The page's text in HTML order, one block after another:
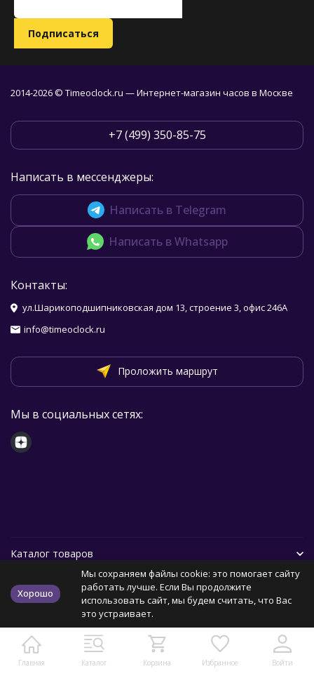
Главная Каталог Корзина Избранное Войти
2014-2026 © Timeoclock.ru — Интернет-магазин часов в Москве
+7 (499) 350-85-75
Написать в мессенджеры:
Написать в Telegram
Написать в Whatsapp
Контакты:
ул.Шарикоподшипниковская дом 13, строение 3, офис 246А
info@timeoclock.ru
Проложить маршрут
Мы в социальных сетях:
Каталог товаров
Помощь
Политика персональных данных Карта сайта
Хорошо
Мы сохраняем файлы cookie: это помогает сайту
работать лучше. Если Вы продолжите
использовать сайт, мы будем считать, что Вас
это устраивает.